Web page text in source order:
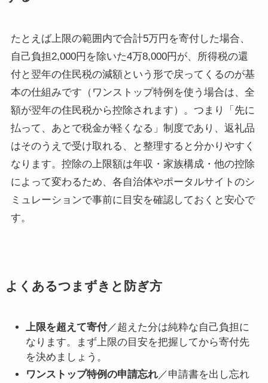
たとえば上限の範囲内で合計5万円を寄付した場合、
自己負担2,000円を除いた4万8,000円が、所得税の還
付と翌年の住民税の減額という形で戻ってくるのが基
本の仕組みです（ワンストップ特例を使う場合は、全
額が翌年の住民税から控除されます）。つまり「先に
払って、あとで税金が軽くなる」制度であり、返礼品
はそのうえで受け取れる、と整理すると分かりやすく
なります。控除の上限額は年収・家族構成・他の控除
によって変わるため、各自治体やポータルサイトのシ
ミュレーションで事前に目安を確認しておくと安心で
す。
よくあるつまずきと防ぎ方
上限を超えて寄付／超えた分は純粋な自己負担に
なります。まず上限の目安を把握してから寄付先
を決めましょう。
ワンストップ特例の申請忘れ／申請書を出し忘れ